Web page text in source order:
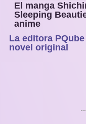
El manga
Sleeping
anime
La editora
novel original